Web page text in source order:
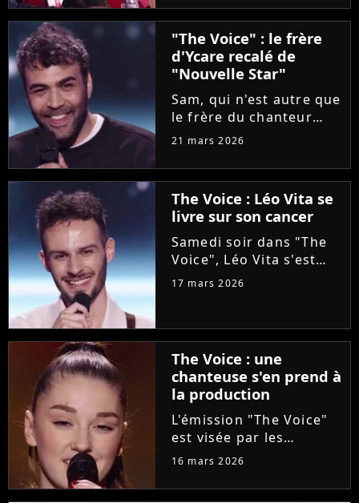
par une artiste d'origine
italienne, tout comme
elle. Agacée, la
chanteuse a réglé ses...
"The Voice" : le frère
d'Ycare recalé de
"Nouvelle Star"
Sam, qui n'est autre que
le frère du chanteur
Ycare, a rejoint
grâce à Florent Pagny
lors de la deuxième
soirée des auditions à
l'aveugle. Une revanche
pour...
21 mars 2026
The Voice : Léo Vita se
livre sur son cancer
Samedi soir dans "The
Voice", Léo Vita s'est
présenté aux auditions
"Animaux fragiles" de
Ycare et Zaz, le jeune
talent de 25 ans a su...
17 mars 2026
The Voice : une
chanteuse s'en prend à
la production
L'émission "The Voice"
est visée par les
critiques de la
dénonce l'utilisation
16 mars 2026